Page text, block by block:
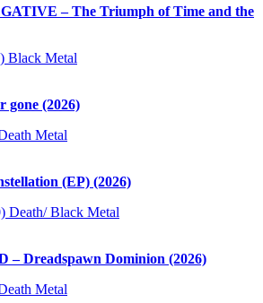
– The Triumph of Time and the
Black Metal
gone (2026)
Metal
(EP) (2026)
Death/ Black Metal
– Dreadspawn Dominion (2026)
Metal